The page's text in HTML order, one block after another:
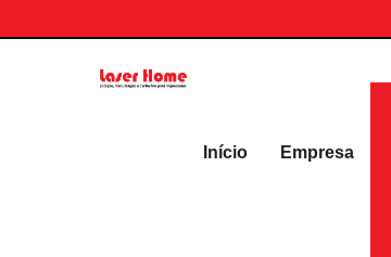
Início Empresa